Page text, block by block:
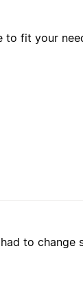
to fit your
to change